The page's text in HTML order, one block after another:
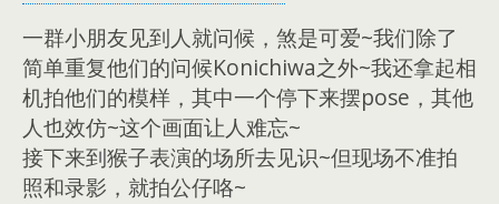
一群小朋友见到人就问候，煞是可爱~我们除了
简单重复他们的问候Konichiwa之外~我还拿起相
机拍他们的模样，其中一个停下来摆pose，其他
人也效仿~这个画面让人难忘~
接下来到猴子表演的场所去见识~但现场不准拍
照和录影，就拍公仔咯~